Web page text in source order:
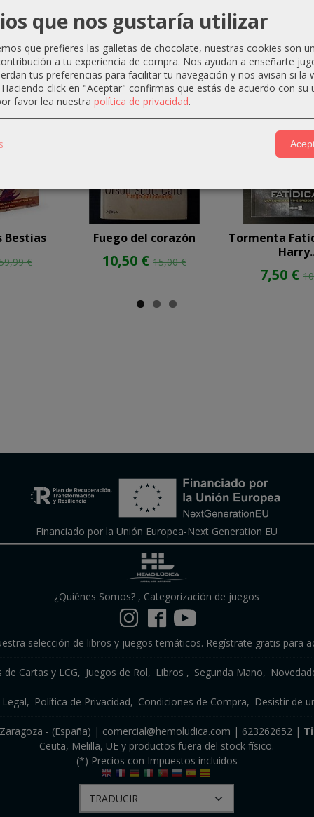
-30 %
Bestias
€
-30 %
Fuego del corazón
10,50 € 15,00 €
Tormenta
7,50 €
Financiado por la Unión Europea-Next Generation EU
¿Quiénes Somos? , Categorización de juegos
selección de libros y juegos temáticos. Regístrate gratis para
de Cartas y LCG Juegos de Rol Libros Segunda Mano
Política de Privacidad Condiciones de Compra Desistir de
- (España) | comercial@hemoludica.com | 623262652 |
Ceuta, Melilla, UE y productos fuera del stock físico.
(*) Precios con Impuestos incluidos
que nos gustaría utilizar
que prefieres las galletas de chocolate, nuestras cookies son
a tu experiencia de compra. Nos ayudan a enseñarte
tus preferencias para facilitar tu navegación y nos avisan si la
click en "Aceptar" confirmas que estás de acuerdo con su
favor lea nuestra política de privacidad.